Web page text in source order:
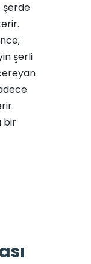
şerde
şerli
bir